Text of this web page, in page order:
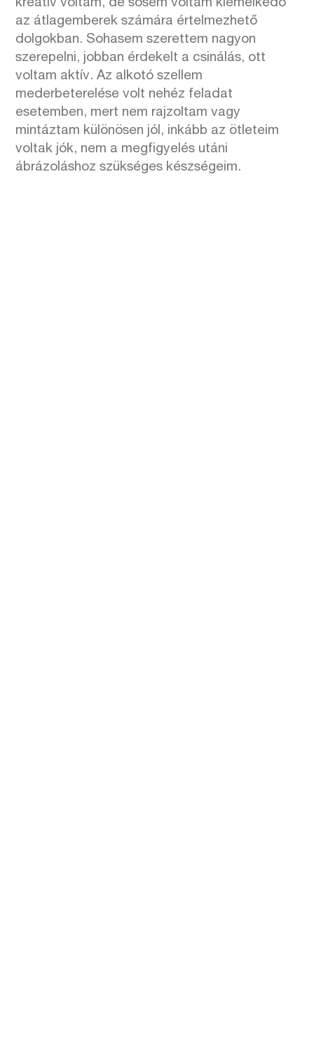
kreatív voltam, de sosem voltam kiemelkedő
az átlagemberek számára értelmezhető
dolgokban. Sohasem szerettem nagyon
szerepelni, jobban érdekelt a csinálás, ott
voltam aktív. Az alkotó szellem
mederbeterelése volt nehéz feladat
esetemben, mert nem rajzoltam vagy
mintáztam különösen jól, inkább az ötleteim
voltak jók, nem a megfigyelés utáni
ábrázoláshoz szükséges készségeim.